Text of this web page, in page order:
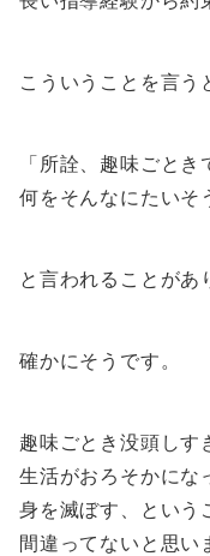
こういうことを言う
「所詮、趣味ごとき
何をそんなにたいそ
と言われることがあ
確かにそうです。
趣味ごとき没頭しす
生活がおろそかにな
身を滅ぼす、という
間違ってないと思い